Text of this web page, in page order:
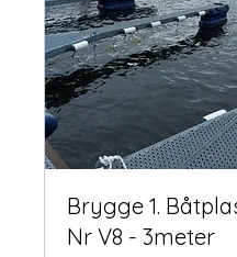
Brygge 1.
Nr V8 - 3meter